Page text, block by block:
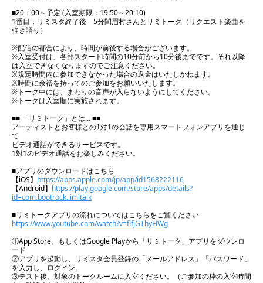
■20：00～予定 (入室期限：19:50～20:10)
1番目：リミスタ終了後 5分間眉村さんとリミトーク（リクエスト楽曲を
弾き語り）
※配信の都合により、時間が前後する場合がございます。
※入室受付は、各部スタート時間の10分前から10分後までです。それ以降
は入室できなくなりますのでご注意ください。
※規定時間内に参加できなかった場合の返金はいたしかねます。
※時間に余裕を持ってのご参加をお願いいたします。
※トーク中には、まわりの音声が入らないようにしてください。
※トークは入室順に実施されます。
■■ 「リミトーク」とは… ■■
アーティストとお客様との1対1の会話を専用スマートフォンアプリを通じ
て
ビデオ通話ができるサービスです。
1対1のビデオ通話をお楽しみください。
■アプリのダウンロードはこちら
【iOS】 https://apps.apple.com/jp/app/id1568222116
【Android】 https://play.google.com/store/apps/details?
id=com.bootrock.limitalk
■リミトークアプリの流れについてはこちらをご覧ください
https://www.youtube.com/watch?v=flfjGThyHWg
①App Store、もしくはGoogle Playから「リミトーク」アプリをダウンロ
ード
②アプリを起動し、リミスタ会員登録の「メールアドレス」「パスワード」
を入力し、ログイン。
③テスト後、対象のトークルームに入室ください。（ご参加の枠の入室時間